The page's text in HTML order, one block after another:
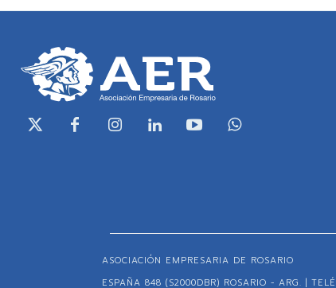
ASOCIACIÓN EMPRESARIA DE ROSARIO
ESPAÑA 848 (S2000DBR) ROSARIO - ARG. |